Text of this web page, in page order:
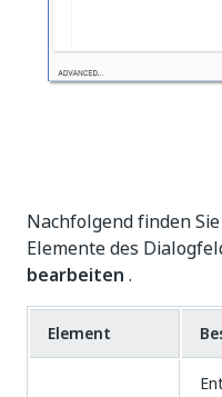
Nachfolgend finden
Elemente des
bearbeiten .
Element